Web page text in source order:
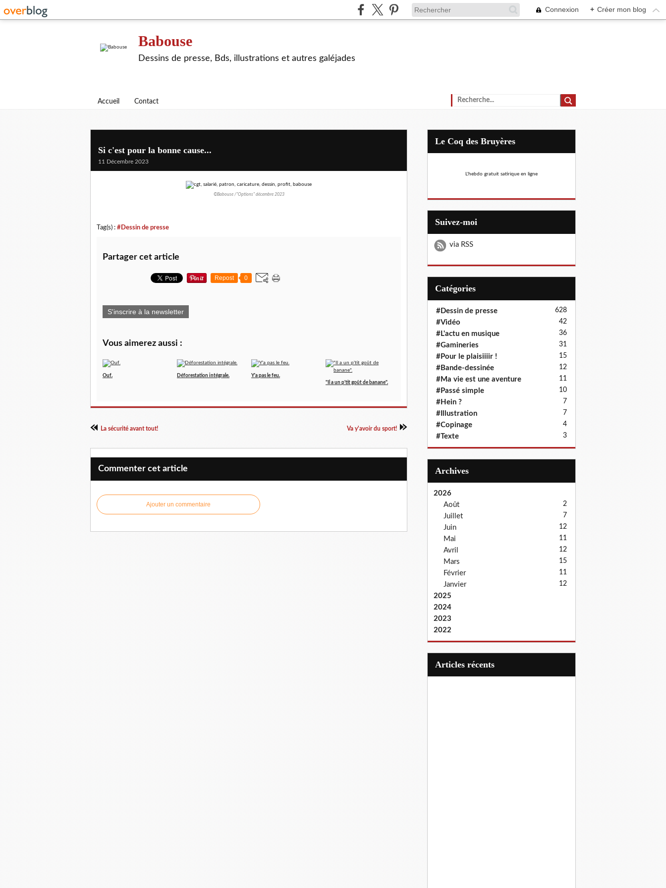
Connexion + Créer mon blog
Babouse
Dessins de presse, Bds, illustrations et autres galéjades
Accueil Contact
Si c'est pour la bonne cause...
11 Décembre 2023
©Babouse /"Options" décembre 2023
Tag(s) : #Dessin de presse
Partager cet article
Repost 0
S'inscrire à la newsletter
Vous aimerez aussi :
Ouf. Déforestation intégrale.
Y'a pas le feu.
"Il a un p'tit goût de banane".
La sécurité avant tout! Va y'avoir du sport!
Commenter cet article
Ajouter un commentaire
Le Coq des Bruyères
L'hebdo gratuit satirique en ligne
Suivez-moi
via RSS
Catégories
#Dessin de presse 628
#Vidéo 42
#L'actu en musique 36
#Gamineries 31
#Pour le plaisiiiir ! 15
#Bande-dessinée 12
#Ma vie est une aventure 11
#Passé simple 10
#Hein ? 7
#Illustration 7
#Copinage 4
#Texte 3
Archives
2026
Août
2
Juillet 7
Juin 12
Mai 11
Avril 12
Mars 15
Février 11
Janvier 12
2025
2024
2023
2022
articles récents